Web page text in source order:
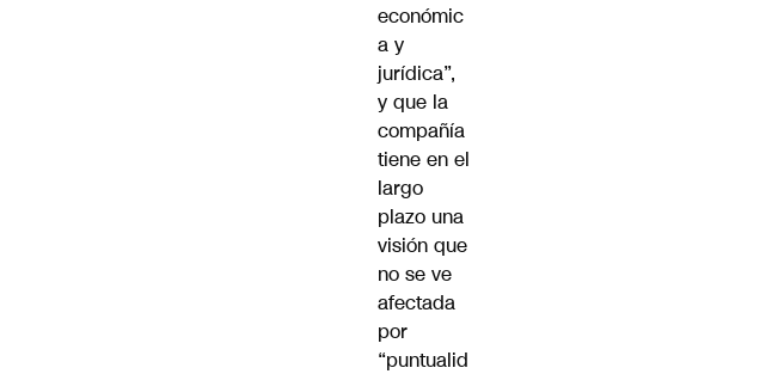
económic
a y
jurídica”,
y que la
compañía
tiene en el
largo
plazo una
visión que
no se ve
afectada
por
“puntualid